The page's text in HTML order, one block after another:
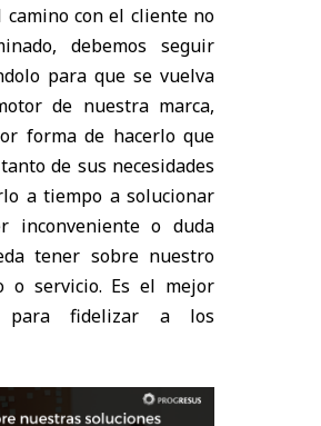
camino con el cliente no
debemos seguir
para que se vuelva
de nuestra marca,
forma de hacerlo que
de sus necesidades
a tiempo a solucionar
inconveniente o duda
tener sobre nuestro
o servicio. Es el mejor
para fidelizar a los